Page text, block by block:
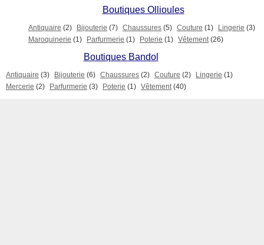
Boutiques Ollioules
Antiquaire (2) Bijouterie (7) Chaussures (5) Couture (1) Lingerie (3)
Maroquinerie (1) Parfurmerie (1) Poterie (1) Vêtement (26)
Boutiques Bandol
Antiquaire (3) Bijouterie (6) Chaussures (2) Couture (2) Lingerie (1)
Mercerie (2) Parfurmerie (3) Poterie (1) Vêtement (40)